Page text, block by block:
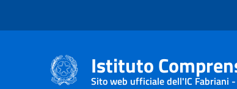
Istituto
Sito web ufficiale dell'IC Fabriani